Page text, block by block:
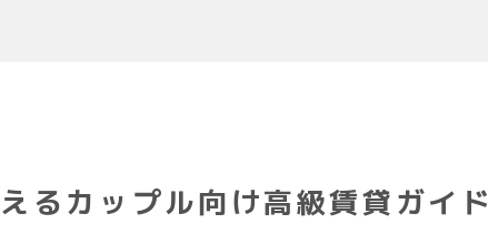
るカップル向け高級賃貸ガイド